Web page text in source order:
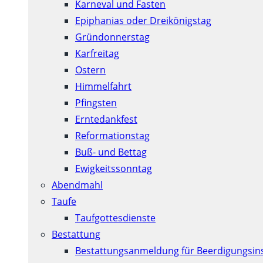
Karneval und Fasten
Epiphanias oder Dreikönigstag
Gründonnerstag
Karfreitag
Ostern
Himmelfahrt
Pfingsten
Erntedankfest
Reformationstag
Buß- und Bettag
Ewigkeitssonntag
Abendmahl
Taufe
Taufgottesdienste
Bestattung
Bestattungsanmeldung für